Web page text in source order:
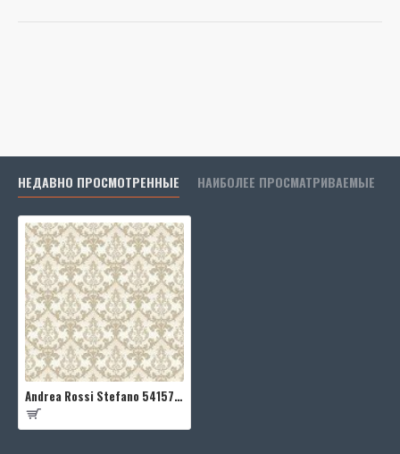
НЕДАВНО ПРОСМОТРЕННЫЕ НАИБОЛЕЕ ПРОСМАТРИВАЕМЫЕ
Andrea Rossi Stefano 54157-6